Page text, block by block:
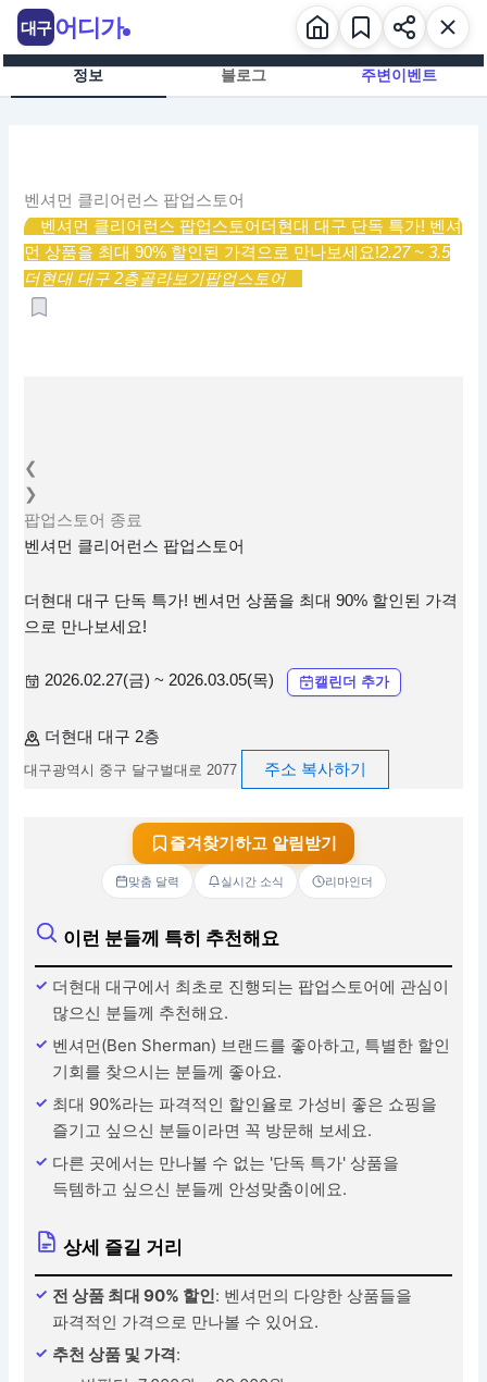
츠
정보 블로그 주변이벤트
벤셔먼 클리어런스 팝업스토어
벤셔먼 클리어런스 팝업스토어 더현대 대구 단독 특가! 벤셔
먼 상품을 최대 90% 할인된 가격으로 만나보세요!2.27 ~ 3.5
더현대 대구 2층골라보기팝업스토어
❮
❯
팝업스토어 종료
벤셔먼 클리어런스 팝업스토어
더현대 대구 단독 특가! 벤셔먼 상품을 최대 90% 할인된 가격
으로 만나보세요!
2026.02.27(금) ~ 2026.03.05(목) 캘린더 추가
더현대 대구 2층
대구광역시 중구 달구벌대로 2077 주소 복사하기
즐겨찾기하고 알림받기
맞춤 달력 실시간 소식 리마인더
이런 분들께 특히 추천해요
더현대 대구에서 최초로 진행되는 팝업스토어에 관심이
많으신 분들께 추천해요.
벤셔먼(Ben Sherman) 브랜드를 좋아하고, 특별한 할인
기회를 찾으시는 분들께 좋아요.
최대 90%라는 파격적인 할인율로 가성비 좋은 쇼핑을
즐기고 싶으신 분들이라면 꼭 방문해 보세요.
다른 곳에서는 만나볼 수 없는 '단독 특가' 상품을
득템하고 싶으신 분들께 안성맞춤이에요.
상세 즐길 거리
전 상품 최대 90% 할인: 벤셔먼의 다양한 상품들을
파격적인 가격으로 만나볼 수 있어요.
추천 상품 및 가격:
대구 어디가